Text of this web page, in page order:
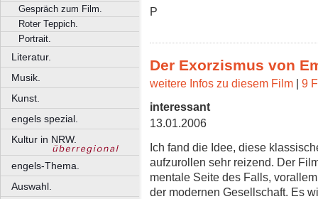
Gespräch zum Film.
Roter Teppich.
Portrait.
Literatur.
Musik.
Kunst.
engels spezial.
Kultur in NRW.
engels-Thema.
Auswahl.
P
Der Exorzismus von
weitere Infos zu diesem Film | 9
interessant
13.01.2006
Ich fand die Idee, diese
aufzurollen sehr reizend. Der
mentale Seite des Falls,
der modernen Gesellschaft. Es